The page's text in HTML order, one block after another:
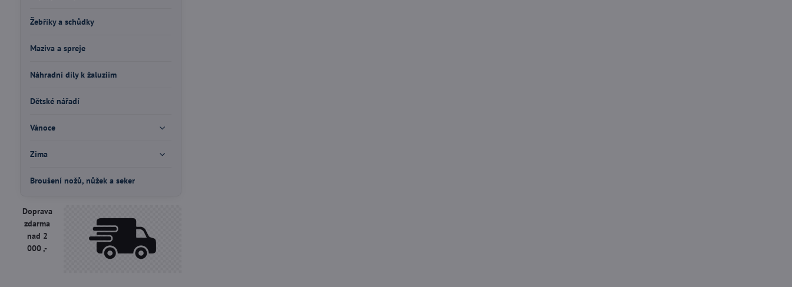
Žebříky a schůdky
Maziva a spreje
Náhradní díly k žaluziím
Dětské nářadí
Vánoce
Zima
Broušení nožů, nůžek a seker
Doprava
zdarma
nad 2
000 ,-